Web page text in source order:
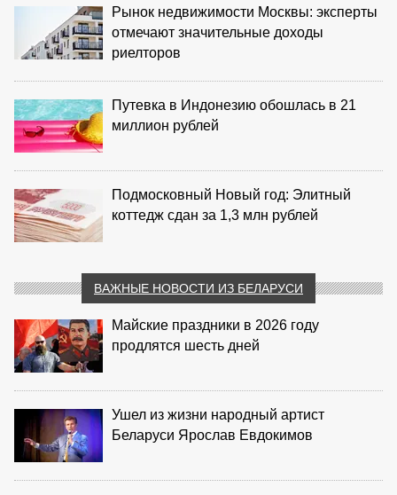
Рынок недвижимости Москвы: эксперты
отмечают значительные доходы
риелторов
Путевка в Индонезию обошлась в 21
миллион рублей
Подмосковный Новый год: Элитный
коттедж сдан за 1,3 млн рублей
ВАЖНЫЕ НОВОСТИ ИЗ БЕЛАРУСИ
Майские праздники в 2026 году
продлятся шесть дней
Ушел из жизни народный артист
Беларуси Ярослав Евдокимов